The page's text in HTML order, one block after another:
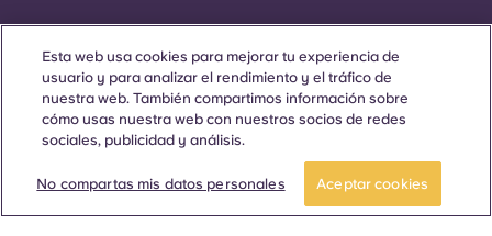
Contáctanos
Siempre que en esta página web aparezcan palabras que
Esta web usa cookies para mejorar tu experiencia de
usuario y para analizar el rendimiento y el tráfico de
nuestra web. También compartimos información sobre
cómo usas nuestra web con nuestros socios de redes
sociales, publicidad y análisis.
No compartas mis datos personales Aceptar cookies